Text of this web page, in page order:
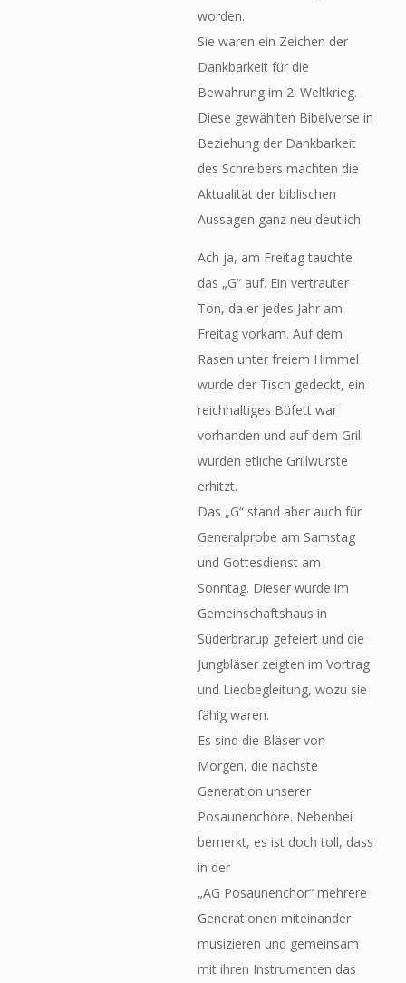
worden.
Sie waren ein Zeichen der
Dankbarkeit für die
Bewahrung im 2. Weltkrieg.
Diese gewählten Bibelverse in
Beziehung der Dankbarkeit
des Schreibers machten die
Aktualität der biblischen
Aussagen ganz neu deutlich.
Ach ja, am Freitag tauchte
das „G“ auf. Ein vertrauter
Ton, da er jedes Jahr am
Freitag vorkam. Auf dem
Rasen unter freiem Himmel
wurde der Tisch gedeckt, ein
reichhaltiges Büfett war
vorhanden und auf dem Grill
wurden etliche Grillwürste
erhitzt.
Das „G“ stand aber auch für
Generalprobe am Samstag
und Gottesdienst am
Sonntag. Dieser wurde im
Gemeinschaftshaus in
Süderbrarup gefeiert und die
Jungbläser zeigten im Vortrag
und Liedbegleitung, wozu sie
fähig waren.
Es sind die Bläser von
Morgen, die nächste
Generation unserer
Posaunenchöre. Nebenbei
bemerkt, es ist doch toll, dass
in der
„AG Posaunenchor“ mehrere
Generationen miteinander
musizieren und gemeinsam
mit ihren Instrumenten das